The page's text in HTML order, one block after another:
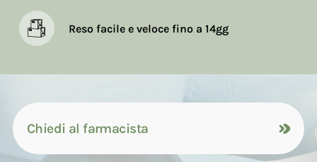
Reso facile e veloce fino a 14gg
Chiedi al farmacista